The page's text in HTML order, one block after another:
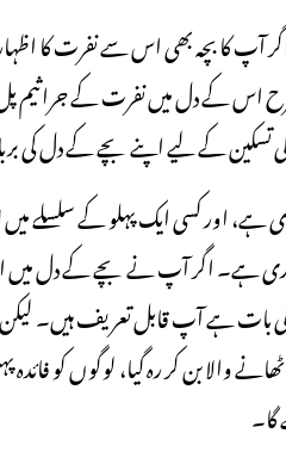
بچہ بھی اس سے نفرت کا
اس کے دل میں نفرت کے جراثیم
لیے اپنے بچے کے دل کی بربادی
اور کسی ایک پہلو کے سلسلے
ہے۔ اگر آپ نے بچے کے دل میں
اعلی بات ہے آپ قابل تعریف
والا بن کر رہ گیا، لوگوں کو فائدہ